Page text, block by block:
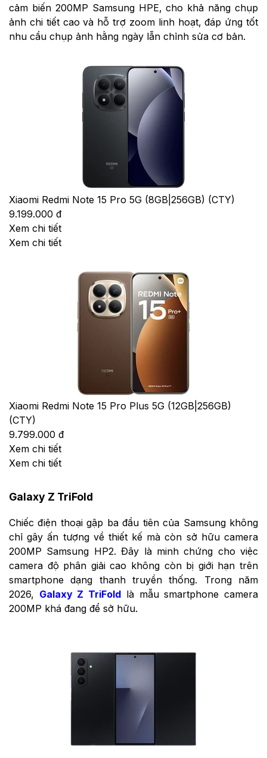
cảm biến 200MP Samsung HPE, cho khả năng chụp
ảnh chi tiết cao và hỗ trợ zoom linh hoạt, đáp ứng tốt
nhu cầu chụp ảnh hằng ngày lẫn chỉnh sửa cơ bản.
Xiaomi Redmi Note 15 Pro 5G (8GB|256GB) (CTY)
9.199.000 đ
Xem chi tiết
Xem chi tiết
Xiaomi Redmi Note 15 Pro Plus 5G (12GB|256GB)
(CTY)
9.799.000 đ
Xem chi tiết
Xem chi tiết
Galaxy Z TriFold
Chiếc điện thoại gập ba đầu tiên của Samsung không
chỉ gây ấn tượng về thiết kế mà còn sở hữu camera
200MP Samsung HP2. Đây là minh chứng cho việc
camera độ phân giải cao không còn bị giới hạn trên
smartphone dạng thanh truyền thống. Trong năm
2026, Galaxy Z TriFold là mẫu smartphone camera
200MP khá đang để sở hữu.